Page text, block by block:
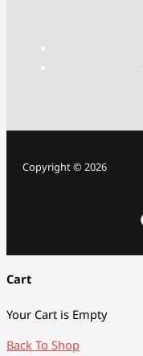
Copyright © 2026
Cart
Your Cart is Empty
Back To Shop